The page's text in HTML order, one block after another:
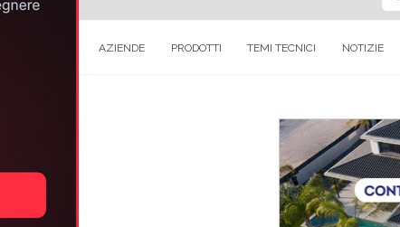
AZIENDE PRODOTTI TEMI TECNICI NOTIZIE